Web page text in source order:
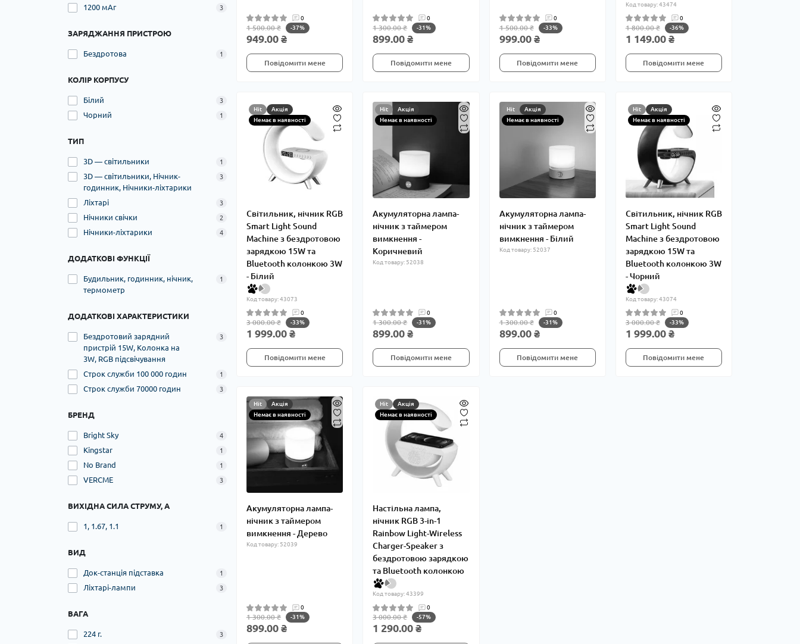
1200 мАг 3
ЗАРЯДЖАННЯ ПРИСТРОЮ
Бездротова 1
КОЛІР КОРПУСУ
Білий 3
Чорний 1
ТИП
3D — світильники 1
3D — світильники, Нічник-
годинник, Нічники-ліхтарики
3
Ліхтарі 3
Нічники свічки 2
Нічники-ліхтарики 4
ДОДАТКОВІ ФУНКЦІЇ
Будильник, годинник, нічник,
термометр
1
ДОДАТКОВІ ХАРАКТЕРИСТИКИ
Бездротовий зарядний
пристрій 15W, Колонка на
3W, RGB підсвічування
3
Строк служби 100 000 годин 1
Строк служби 70000 годин 3
БРЕНД
Bright Sky 4
Kingstar 1
No Brand 1
VERCME 3
ВИХІДНА СИЛА СТРУМУ, А
1, 1.67, 1.1 1
ВИД
Док-станція підставка 1
Ліхтарі-лампи 3
ВАГА
224 г. 3
0
1 500.00 ₴ -37%
949.00 ₴
Повідомити мене
0
1 300.00 ₴ -31%
899.00 ₴
Повідомити мене
0
1 500.00 ₴ -33%
999.00 ₴
Повідомити мене
Код товару: 43474
0
1 800.00 ₴ -36%
1 149.00 ₴
Повідомити мене
Hit
Акція
Немає в наявності
Світильник, нічник RGB
Smart Light Sound
Machine з бездротовою
зарядкою 15W та
Bluetooth колонкою 3W
- Білий
Код товару: 43073
0
3 000.00 ₴ -33%
1 999.00 ₴
Повідомити мене
Hit
Акція
Немає в наявності
Акумуляторна лампа-
нічник з таймером
вимкнення -
Коричневий
Код товару: 52038
0
1 300.00 ₴ -31%
899.00 ₴
Повідомити мене
Hit
Акція
Немає в наявності
Акумуляторна лампа-
нічник з таймером
вимкнення - Білий
Код товару: 52037
0
1 300.00 ₴ -31%
899.00 ₴
Повідомити мене
Hit
Акція
Немає в наявності
Світильник, нічник RGB
Smart Light Sound
Machine з бездротовою
зарядкою 15W та
Bluetooth колонкою 3W
- Чорний
Код товару: 43074
0
3 000.00 ₴ -33%
1 999.00 ₴
Повідомити мене
Hit
Акція
Немає в наявності
Акумуляторна лампа-
нічник з таймером
вимкнення - Дерево
Код товару: 52039
0
1 300.00 ₴ -31%
899.00 ₴
Hit
Акція
Немає в наявності
Настільна лампа,
нічник RGB 3-in-1
Rainbow Light-Wireless
Charger-Speaker з
бездротовою зарядкою
та Bluetooth колонкою
Код товару: 43399
0
3 000.00 ₴ -57%
1 290.00 ₴